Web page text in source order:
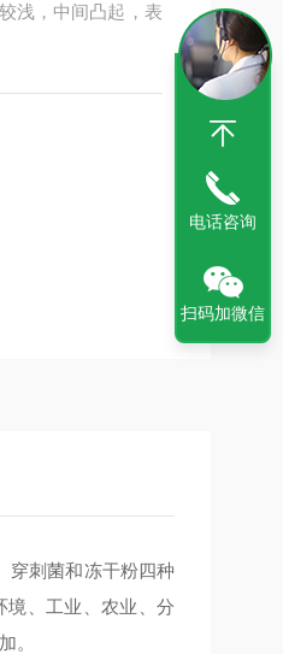
浅，中间凸起，表
穿刺菌和冻干粉四种
境、工业、农业、分
。
电话咨询
扫码加微信